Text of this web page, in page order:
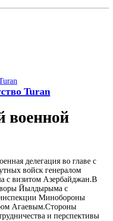
Turan
военной
делегация во главе с
войск генералом
визитом Азербайджан.B
Йылдырыма с
Минобороны
Агаевым.Стороны
и перспективы